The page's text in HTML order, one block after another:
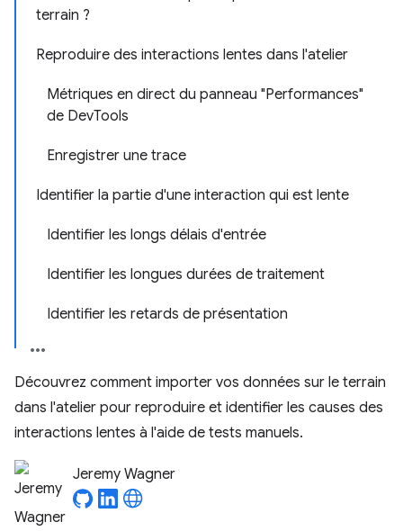
terrain ?
Reproduire des interactions lentes dans l'atelier
Métriques en direct du panneau "Performances"
de DevTools
Enregistrer une trace
Identifier la partie d'une interaction qui est lente
Identifier les longs délais d'entrée
Identifier les longues durées de traitement
Identifier les retards de présentation
Découvrez comment importer vos données sur le terrain
dans l'atelier pour reproduire et identifier les causes des
interactions lentes à l'aide de tests manuels.
Jeremy Wagner